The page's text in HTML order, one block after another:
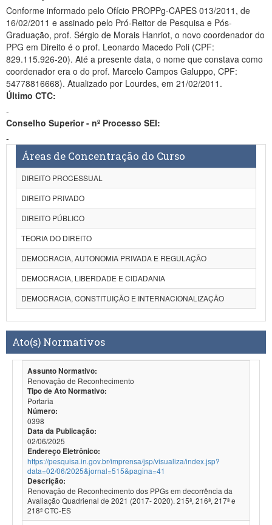
Conforme informado pelo Ofício PROPPg-CAPES 013/2011, de
16/02/2011 e assinado pelo Pró-Reitor de Pesquisa e Pós-
Graduação, prof. Sérgio de Morais Hanriot, o novo coordenador do
PPG em Direito é o prof. Leonardo Macedo Poli (CPF:
829.115.926-20). Até a presente data, o nome que constava como
coordenador era o do prof. Marcelo Campos Galuppo, CPF:
54778816668). Atualizado por Lourdes, em 21/02/2011.
Último CTC:
-
Conselho Superior - nº Processo SEI:
-
Áreas de Concentração do Curso
DIREITO PROCESSUAL
DIREITO PRIVADO
DIREITO PÚBLICO
TEORIA DO DIREITO
DEMOCRACIA, AUTONOMIA PRIVADA E REGULAÇÃO
DEMOCRACIA, LIBERDADE E CIDADANIA
DEMOCRACIA, CONSTITUIÇÃO E INTERNACIONALIZAÇÃO
Ato(s) Normativos
Assunto Normativo:
Renovação de Reconhecimento
Tipo de Ato Normativo:
Portaria
Número:
0398
Data da Publicação:
02/06/2025
Endereço Eletrônico:
https://pesquisa.in.gov.br/imprensa/jsp/visualiza/index.jsp?
data=02/06/2025&jornal=515&pagina=41
Descrição:
Renovação de Reconhecimento dos PPGs em decorrência da
Avaliação Quadrienal de 2021 (2017- 2020). 215ª, 216ª, 217ª e
218ª CTC-ES